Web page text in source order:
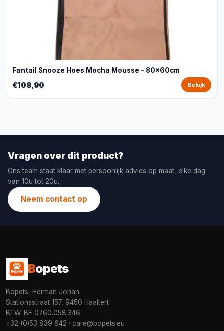
Fantail Snooze Hoes Mocha Mousse - 80x60cm
€108,90 Bekijk
Vragen over dit product?
Ons team staat klaar met persoonlijk advies op maat, elke dag
van 10u tot 20u.
Neem contact op
Bopets
Bopets, Herman Johan
Stationsstraat 157, 9450 Haaltert
BTW: BE 0760.058.346
+32 (0)53 839 642 · care@bopets.eu